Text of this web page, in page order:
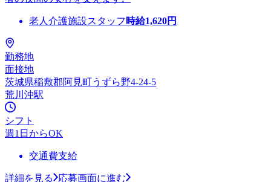
老人介護施設スタッフ 時給1,620円
勤務地
面接地
茨城県稲敷郡阿見町うずら野4-24-5
荒川沖駅
シフト
週1日からOK
交通費支給
詳細を見る 応募画面に進む